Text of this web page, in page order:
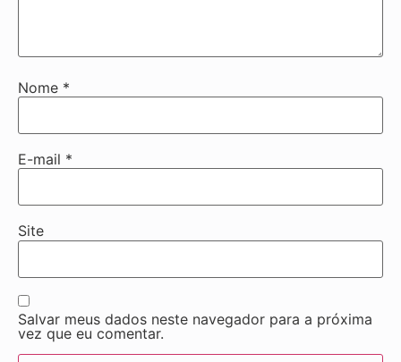
Nome *
E-mail *
Site
Salvar meus dados neste navegador para a próxima
vez que eu comentar.